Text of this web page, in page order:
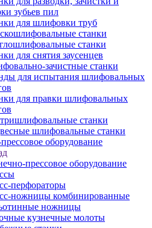
зубьев пил
для шлифовки труб
станки
станки
для снятия заусенцев
зачистные станки
для испытания шлифовальных
для правки шлифовальных
станки
шлифовальные станки
оборудование
прессовое оборудование
перфораторы
ножницы комбинированные
ножницы
кузнечные молоты